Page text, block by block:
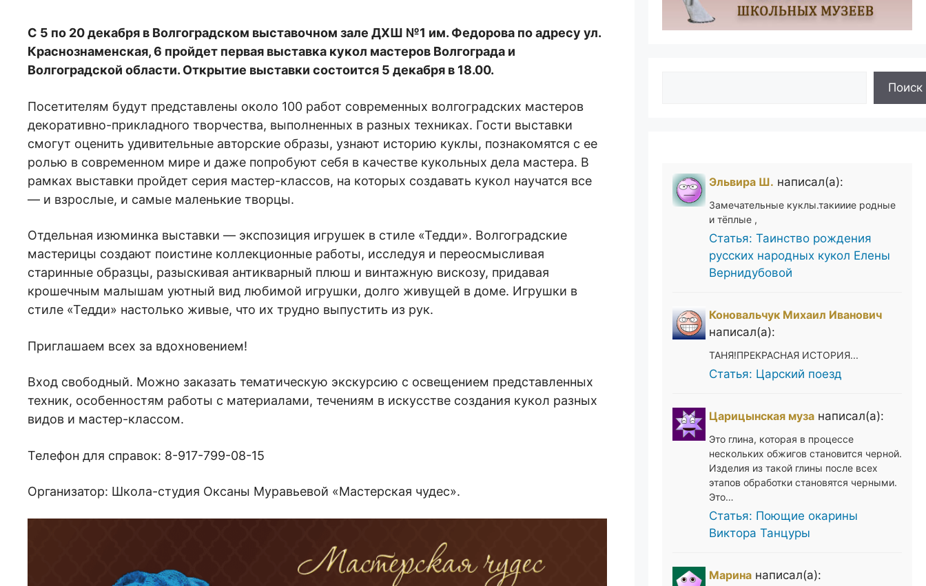
С 5 по 20 декабря в Волгоградском выставочном зале ДХШ №1 им. Федорова по адресу ул.
Краснознаменская, 6 пройдет первая выставка кукол мастеров Волгограда и
Волгоградской области. Открытие выставки состоится 5 декабря в 18.00.
Посетителям будут представлены около 100 работ современных волгоградских мастеров
декоративно-прикладного творчества, выполненных в разных техниках. Гости выставки
смогут оценить удивительные авторские образы, узнают историю куклы, познакомятся с ее
ролью в современном мире и даже попробуют себя в качестве кукольных дела мастера. В
рамках выставки пройдет серия мастер-классов, на которых создавать кукол научатся все
— и взрослые, и самые маленькие творцы.
Отдельная изюминка выставки — экспозиция игрушек в стиле «Тедди». Волгоградские
мастерицы создают поистине коллекционные работы, исследуя и переосмысливая
старинные образцы, разыскивая антикварный плюш и винтажную вискозу, придавая
крошечным малышам уютный вид любимой игрушки, долго живущей в доме. Игрушки в
стиле «Тедди» настолько живые, что их трудно выпустить из рук.
Приглашаем всех за вдохновением!
Вход свободный. Можно заказать тематическую экскурсию с освещением представленных
техник, особенностям работы с материалами, течениям в искусстве создания кукол разных
видов и мастер-классом.
Телефон для справок: 8-917-799-08-15
Организатор: Школа-студия Оксаны Муравьевой «Мастерская чудес».
Поиск
Эльвира Ш. написал(а):
Замечательные куклы.такииие родные
и тёплые ,
Статья: Таинство рождения
русских народных кукол Елены
Вернидубовой
Коновальчук Михаил Иванович
написал(а):
ТАНЯ!ПРЕКРАСНАЯ ИСТОРИЯ...
Статья: Царский поезд
Царицынская музанаписал(а):
Это глина, которая в процессе
нескольких обжигов становится черной.
Изделия из такой глины после всех
этапов обработки становятся черными.
Это…
Статья: Поющие окарины
Виктора Танцуры
Маринанаписал(а):